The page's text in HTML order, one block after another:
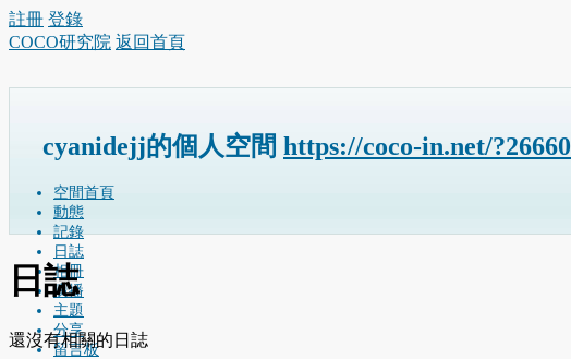
註冊 登錄
COCO研究院 返回首頁
cyanidejj的個人空間 https://coco-in.net/?26660
空間首頁
動態
記錄
日誌
相冊
廣播
主題
分享
留言板
日誌
還沒有相關的日誌